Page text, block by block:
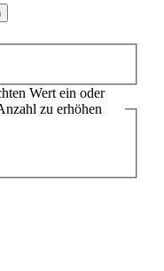
Wert ein oder
zu erhöhen